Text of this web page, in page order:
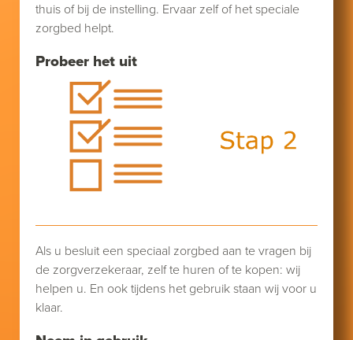
Probeer het uit
thuis of bij de instelling. Ervaar zelf of het speciale
zorgbed helpt.
Als u besluit een speciaal zorgbed aan te vragen bij
de zorgverzekeraar, zelf te huren of te kopen: wij
helpen u. En ook tijdens het gebruik staan wij voor u
klaar.